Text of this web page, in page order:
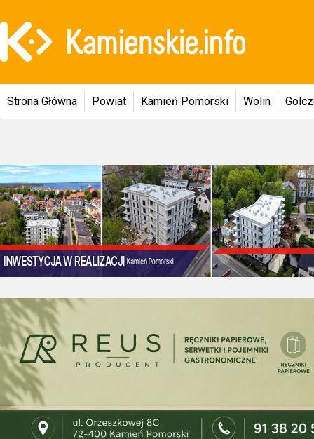
Strona Główna Powiat Kamień Pomorski Wolin